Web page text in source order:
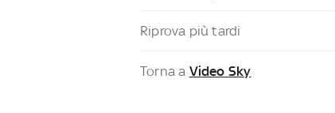
Riprova più tardi
Torna a Video Sky